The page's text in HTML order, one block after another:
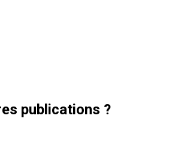
publications ?